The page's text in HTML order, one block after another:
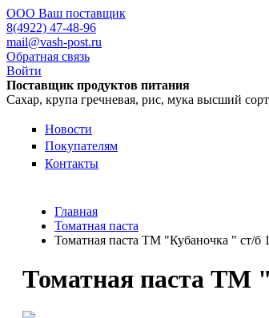
ООО Ваш поставщик
8(4922) 47-48-96
mail@vash-post.ru
Обратная связь
Войти
Поставщик продуктов питания
Сахар, крупа гречневая, рис, мука высший
Новости
Покупателям
Контакты
Главная
Томатная паста
Томатная паста ТМ "Кубаночка " ст/б
Томатная паста ТМ